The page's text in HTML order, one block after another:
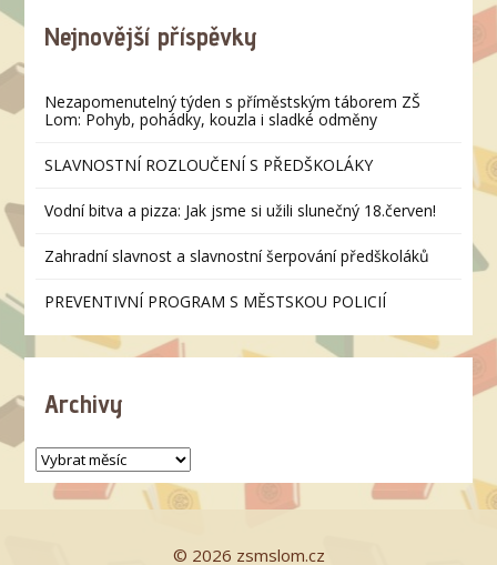
Nejnovější příspěvky
Nezapomenutelný týden s příměstským táborem ZŠ
Lom: Pohyb, pohádky, kouzla i sladké odměny
SLAVNOSTNÍ ROZLOUČENÍ S PŘEDŠKOLÁKY
Vodní bitva a pizza: Jak jsme si užili slunečný 18.červen!
Zahradní slavnost a slavnostní šerpování předškoláků
PREVENTIVNÍ PROGRAM S MĚSTSKOU POLICIÍ
Archivy
© 2026 zsmslom.cz